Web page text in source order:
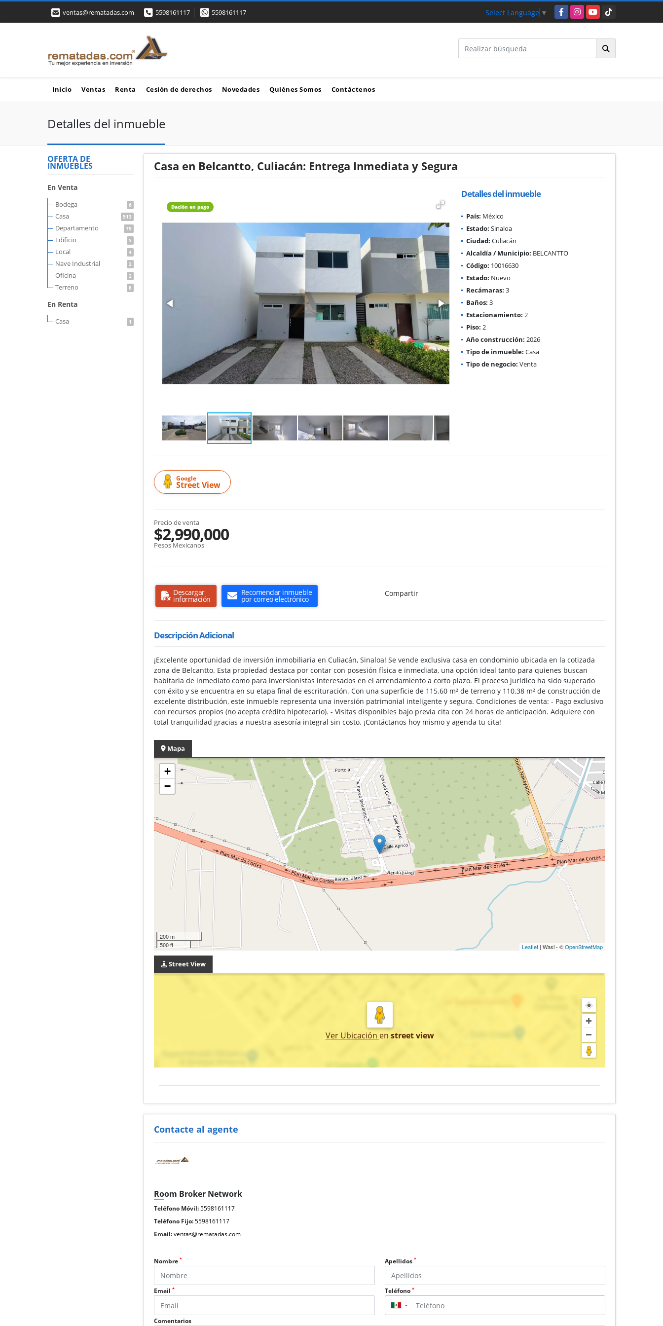
ventas@rematadas.com 5598161117 5598161117 Select Language ▼ FacebookInstagramYouTubeTikTok
Inicio Ventas Renta Cesión de derechos Novedades Quiénes Somos Contáctenos
Detalles del inmueble
OFERTA DE
INMUEBLES
En Venta
Bodega 6
Casa 513
Departamento 79
Edificio 5
Local 4
Nave Industrial 2
Oficina 2
Terreno 8
En Renta
Casa 1
Casa en Belcantto, Culiacán: Entrega Inmediata y Segura
Dación en pago
Detalles del inmueble
País: México
Estado: Sinaloa
Ciudad: Culiacán
Alcaldía / Municipio: BELCANTTO
Código: 10016630
Estado: Nuevo
Recámaras: 3
Baños: 3
Estacionamiento: 2
Piso: 2
Año construcción: 2026
Tipo de inmueble: Casa
Tipo de negocio: Venta
Google
Street View
Precio de venta
$2,990,000
Pesos Mexicanos
Descargar
información
Recomendar inmueble
por correo electrónico
Compartir
Descripción Adicional
¡Excelente oportunidad de inversión inmobiliaria en Culiacán, Sinaloa! Se vende exclusiva casa en condominio ubicada en la cotizada
zona de Belcantto. Esta propiedad destaca por contar con posesión física e inmediata, una opción ideal tanto para quienes buscan
habitarla de inmediato como para inversionistas interesados en el arrendamiento a corto plazo. El proceso jurídico ha sido superado
con éxito y se encuentra en su etapa final de escrituración. Con una superficie de 115.60 m² de terreno y 110.38 m² de construcción de
excelente distribución, este inmueble representa una inversión patrimonial inteligente y segura. Condiciones de venta: - Pago exclusivo
con recursos propios (no acepta crédito hipotecario). - Visitas disponibles bajo previa cita con 24 horas de anticipación. Adquiere con
total tranquilidad gracias a nuestra asesoría integral sin costo. ¡Contáctanos hoy mismo y agenda tu cita!
Mapa
+
−
200 m
500 ft
Leaflet| Wasi - ©OpenStreetMap
Street View
Ver Ubicación en street view
Contacte al agente
Room Broker Network
Teléfono Móvil:5598161117
Teléfono Fijo:5598161117
Email:ventas@rematadas.com
Nombre* Apellidos *
Email* Teléfono *
▼
Comentarios